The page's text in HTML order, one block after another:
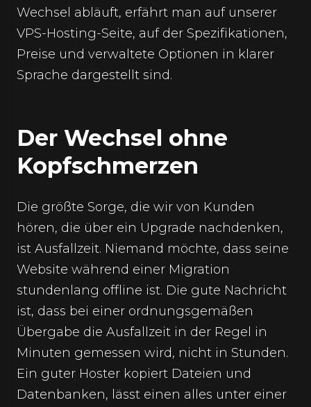
Wechsel abläuft, erfährt man auf unserer
VPS-Hosting-Seite, auf der Spezifikationen,
Preise und verwaltete Optionen in klarer
Sprache dargestellt sind.
Der Wechsel ohne
Kopfschmerzen
Die größte Sorge, die wir von Kunden
hören, die über ein Upgrade nachdenken,
ist Ausfallzeit. Niemand möchte, dass seine
Website während einer Migration
stundenlang offline ist. Die gute Nachricht
ist, dass bei einer ordnungsgemäßen
Übergabe die Ausfallzeit in der Regel in
Minuten gemessen wird, nicht in Stunden.
Ein guter Hoster kopiert Dateien und
Datenbanken, lässt einen alles unter einer